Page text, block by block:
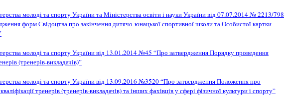
молоді та спорту України та Міністерства освіти і науки України від 07.07.2014 № 2213/798
форм Свідоцтва про закінчення дитячо-юнацької спортивної школи та Особистої картки
молоді та спорту України від 13.01.2014 №45 “Про затвердження Порядку проведення
(тренерів-викладачів)”
молоді та спорту України від 13.09.2016 №3520 “Про затвердження Положення про
тренерів (тренерів-викладачів) та інших фахівців у сфері фізичної культури і спорту”